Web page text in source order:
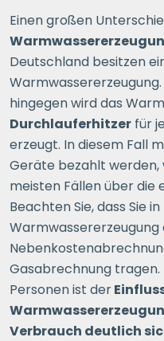
Einen großen
Deutschland besitzen
hingegen wird das
Durchlauferhitzer für
erzeugt. In diesem Fall
Geräte bezahlt werden,
meisten Fällen über die
Beachten Sie, dass Sie
Gasabrechnung
Personen ist der
Verbrauch deutlich